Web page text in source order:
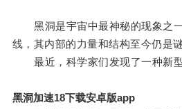
黑洞是宇宙中最神秘的现象之
线，其内部的力量和结构至今仍是谜
最近，科学家们发现了一种新
黑洞加速18下载安卓版app